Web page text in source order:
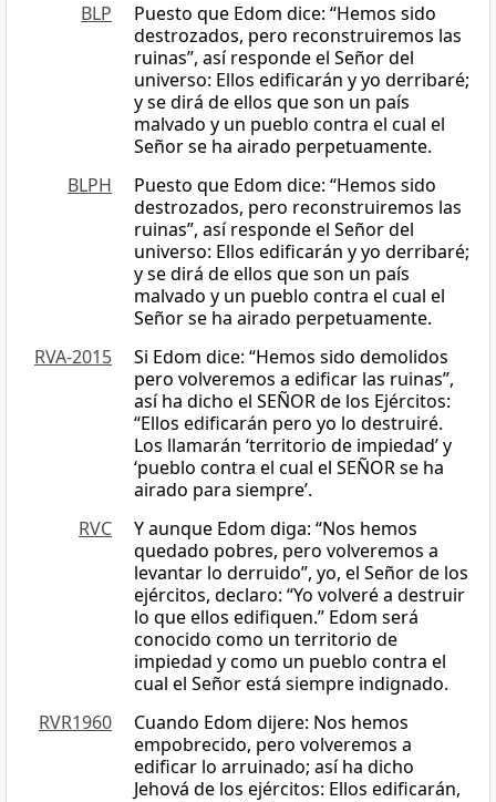
BLP
Puesto que Edom dice: “Hemos sido
destrozados, pero reconstruiremos las
ruinas”, así responde el Señor del
universo: Ellos edificarán y yo derribaré;
y se dirá de ellos que son un país
malvado y un pueblo contra el cual el
Señor se ha airado perpetuamente.
BLPH
Puesto que Edom dice: “Hemos sido
destrozados, pero reconstruiremos las
ruinas”, así responde el Señor del
universo: Ellos edificarán y yo derribaré;
y se dirá de ellos que son un país
malvado y un pueblo contra el cual el
Señor se ha airado perpetuamente.
RVA-2015
Si Edom dice: “Hemos sido demolidos
pero volveremos a edificar las ruinas”,
así ha dicho el SEÑOR de los Ejércitos:
“Ellos edificarán pero yo lo destruiré.
Los llamarán ‘territorio de impiedad’ y
‘pueblo contra el cual el SEÑOR se ha
airado para siempre’.
RVC
Y aunque Edom diga: “Nos hemos
quedado pobres, pero volveremos a
levantar lo derruido”, yo, el Señor de los
ejércitos, declaro: “Yo volveré a destruir
lo que ellos edifiquen.” Edom será
conocido como un territorio de
impiedad y como un pueblo contra el
cual el Señor está siempre indignado.
RVR1960
Cuando Edom dijere: Nos hemos
empobrecido, pero volveremos a
edificar lo arruinado; así ha dicho
Jehová de los ejércitos: Ellos edificarán,